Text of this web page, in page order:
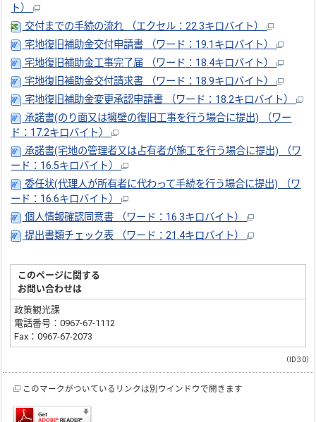
ト）
交付までの手続の流れ （エクセル：22.3キロバイト）
宅地復旧補助金交付申請書 （ワード：19.1キロバイト）
宅地復旧補助金工事完了届 （ワード：18.4キロバイト）
宅地復旧補助金交付請求書 （ワード：18.9キロバイト）
宅地復旧補助金変更承認申請書 （ワード：18.2キロバイト）
承諾書(のり面又は擁壁の復旧工事を行う場合に提出) （ワー
ド：17.2キロバイト）
承諾書(宅地の管理者又は占有者が施工を行う場合に提出) （ワ
ード：16.5キロバイト）
委任状(代理人が所有者に代わって手続を行う場合に提出) （ワ
ード：16.6キロバイト）
個人情報確認同意書 （ワード：16.3キロバイト）
提出書類チェック表 （ワード：21.4キロバイト）
このページに関する
お問い合わせは
政策観光課
電話番号：0967-67-1112
Fax：0967-67-2073
（ID:30）
このマークがついているリンクは別ウインドウで開きます